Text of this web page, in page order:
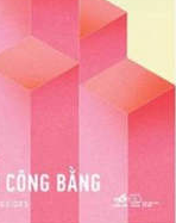
Sách Ehon &
Thiếu Nhi
Tô Màu - Luyện
Kiến Thức Bách
Đạo Đức - Kỹ